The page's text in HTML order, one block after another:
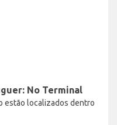
No Terminal
estão localizados dentro